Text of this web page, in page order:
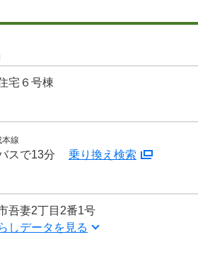
宅６号棟
線
スで13分 乗り換え検索
吾妻2丁目2番1号
しデータを見る